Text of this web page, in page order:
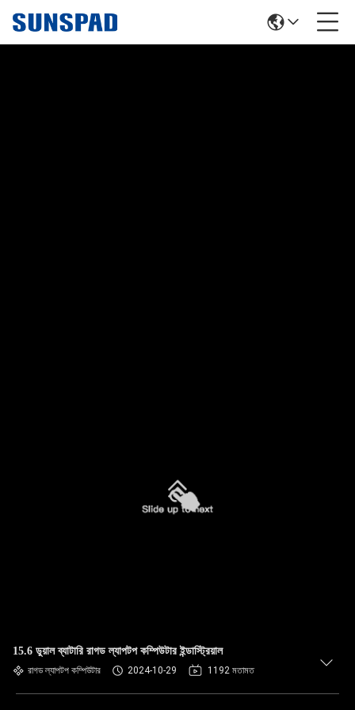
15.6 ডুয়াল ব্যাটারি রাগড ল্যাপটপ কম্পিউটার ইন্ডাস্ট্রিয়াল
রাগড ল্যাপটপ কম্পিউটার 2024-10-29 1192 মতামত